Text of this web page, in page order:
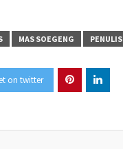
MAS SOEGENG PENULIS
on twitter